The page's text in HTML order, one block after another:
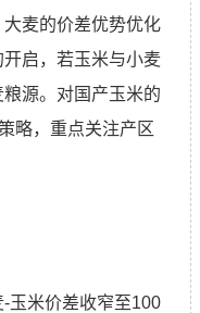
麦的价差优势优化
启，若玉米与小麦
源。对国产玉米的
略，重点关注产区
玉米价差收窄至100